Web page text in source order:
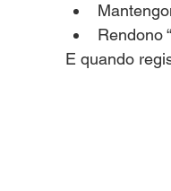
Rendono
E quando